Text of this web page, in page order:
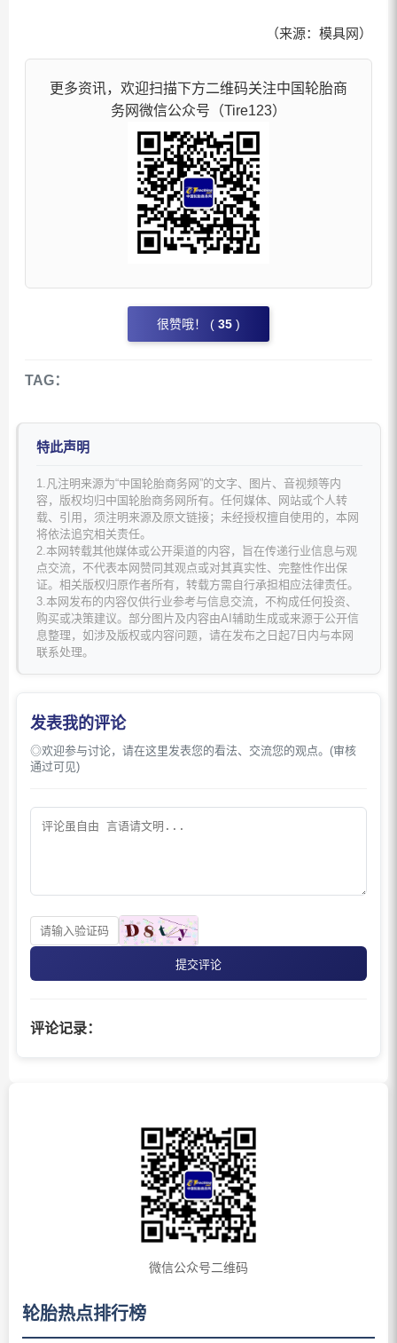
（来源：模具网）
更多资讯，欢迎扫描下方二维码关注中国轮胎商
务网微信公众号（Tire123）
很赞哦！ ( 35 )
TAG：
特此声明
1.凡注明来源为“中国轮胎商务网”的文字、图片、音视频等内
容，版权均归中国轮胎商务网所有。任何媒体、网站或个人转
载、引用，须注明来源及原文链接；未经授权擅自使用的，本网
将依法追究相关责任。
2.本网转载其他媒体或公开渠道的内容，旨在传递行业信息与观
点交流，不代表本网赞同其观点或对其真实性、完整性作出保
证。相关版权归原作者所有，转载方需自行承担相应法律责任。
3.本网发布的内容仅供行业参考与信息交流，不构成任何投资、
购买或决策建议。部分图片及内容由AI辅助生成或来源于公开信
息整理，如涉及版权或内容问题，请在发布之日起7日内与本网
联系处理。
发表我的评论
◎欢迎参与讨论，请在这里发表您的看法、交流您的观点。(审核
通过可见)
提交评论
评论记录：
微信公众号二维码
轮胎热点排行榜